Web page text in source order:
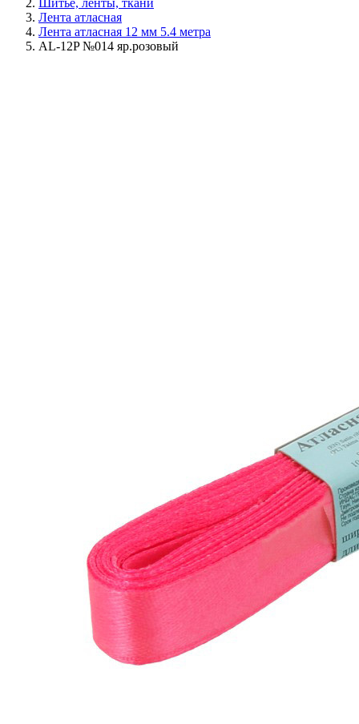
Лента атласная
Лента атласная 12 мм 5.4 метра
AL-12P №014 яр.розовый